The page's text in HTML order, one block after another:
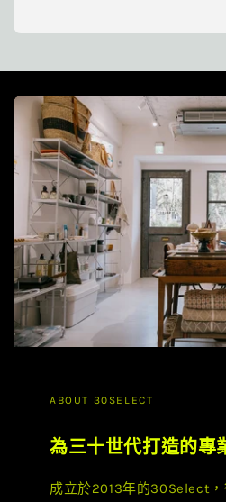
ABOUT 30SELECT
為三十世代打造的專
成立於2013年的30Select